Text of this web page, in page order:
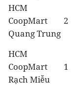
HCM
CoopMart
Quang Trung
2
HCM
CoopMart
Rạch Miễu
1